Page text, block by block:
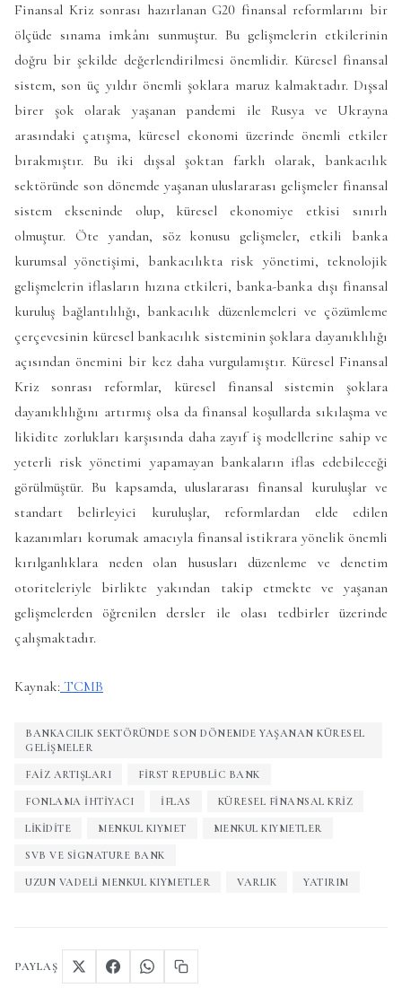
Finansal Kriz sonrası hazırlanan G20 finansal reformlarını bir
ölçüde sınama imkânı sunmuştur. Bu gelişmelerin etkilerinin
doğru bir şekilde değerlendirilmesi önemlidir. Küresel finansal
sistem, son üç yıldır önemli şoklara maruz kalmaktadır. Dışsal
birer şok olarak yaşanan pandemi ile Rusya ve Ukrayna
arasındaki çatışma, küresel ekonomi üzerinde önemli etkiler
bırakmıştır. Bu iki dışsal şoktan farklı olarak, bankacılık
sektöründe son dönemde yaşanan uluslararası gelişmeler finansal
sistem ekseninde olup, küresel ekonomiye etkisi sınırlı
olmuştur. Öte yandan, söz konusu gelişmeler, etkili banka
kurumsal yönetişimi, bankacılıkta risk yönetimi, teknolojik
gelişmelerin iflasların hızına etkileri, banka-banka dışı finansal
kuruluş bağlantılılığı, bankacılık düzenlemeleri ve çözümleme
çerçevesinin küresel bankacılık sisteminin şoklara dayanıklılığı
açısından önemini bir kez daha vurgulamıştır. Küresel Finansal
Kriz sonrası reformlar, küresel finansal sistemin şoklara
dayanıklılığını artırmış olsa da finansal koşullarda sıkılaşma ve
likidite zorlukları karşısında daha zayıf iş modellerine sahip ve
yeterli risk yönetimi yapamayan bankaların iflas edebileceği
görülmüştür. Bu kapsamda, uluslararası finansal kuruluşlar ve
standart belirleyici kuruluşlar, reformlardan elde edilen
kazanımları korumak amacıyla finansal istikrara yönelik önemli
kırılganlıklara neden olan hususları düzenleme ve denetim
otoriteleriyle birlikte yakından takip etmekte ve yaşanan
gelişmelerden öğrenilen dersler ile olası tedbirler üzerinde
çalışmaktadır.
Kaynak: TCMB
BANKACILIK SEKTÖRÜNDE SON DÖNEMDE YAŞANAN KÜRESEL
GELIŞMELER
FAIZ ARTIŞLARI FIRST REPUBLIC BANK
FONLAMA IHTIYACI IFLAS KÜRESEL FINANSAL KRIZ
LİKİDİTE MENKUL KIYMET MENKUL KIYMETLER
SVB VE SIGNATURE BANK
UZUN VADELI MENKUL KIYMETLER VARLIK YATIRIM
PAYLAŞ